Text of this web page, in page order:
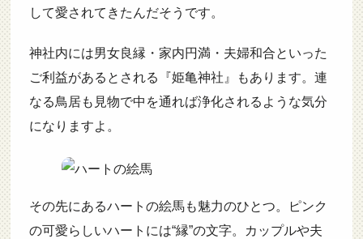
して愛されてきたんだそうです。
神社内には男女良縁・家内円満・夫婦和合といった
ご利益があるとされる『姫亀神社』もあります。連
なる鳥居も見物で中を通れば浄化されるような気分
になりますよ。
その先にあるハートの絵馬も魅力のひとつ。ピンク
の可愛らしいハートには“縁”の文字。カップルや夫